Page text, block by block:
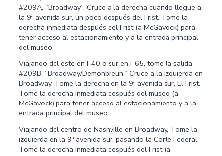
#209A, “Broadway”. Cruce a la derecha cuando llegue a
la 9ª avenida sur, un poco después del Frist. Tome la
derecha inmediata después del Frist (a McGavock) para
tener acceso al estacionamiento y a la entrada principal
del museo.
Viajando del este en I-40 o sur en I-65, tome la salida
#209B, “Broadway/Demonbreun.” Cruce a la izquierda en
Broadway. Tome la derecha en la 9ª avenida sur, El Frist.
Tome la derecha inmediata después del museo (a
McGavock) para tener acceso al estacionamiento y a la
entrada principal del museo.
Viajando del centro de Nashville en Broadway, Tome la
izquierda en la 9ª avenida sur, pasando la Corte Federal.
Tome la derecha inmediata después del Frist (a